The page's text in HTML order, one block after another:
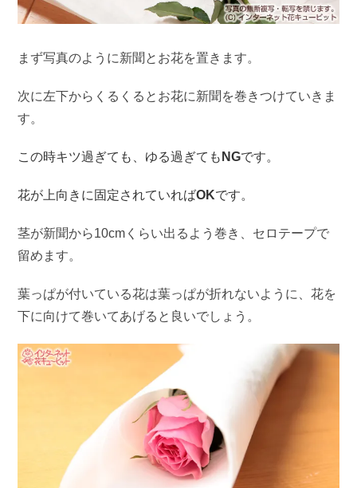
まず写真のように新聞とお花を置きます。
次に左下からくるくるとお花に新聞を巻きつけていきま
す。
この時キツ過ぎても、ゆる過ぎても NGです。
花が上向きに固定されていればOKです。
茎が新聞から10cmくらい出るよう巻き、セロテープで
留めます。
葉っぱが付いている花は葉っぱが折れないように、花を
下に向けて巻いてあげると良いでしょう。